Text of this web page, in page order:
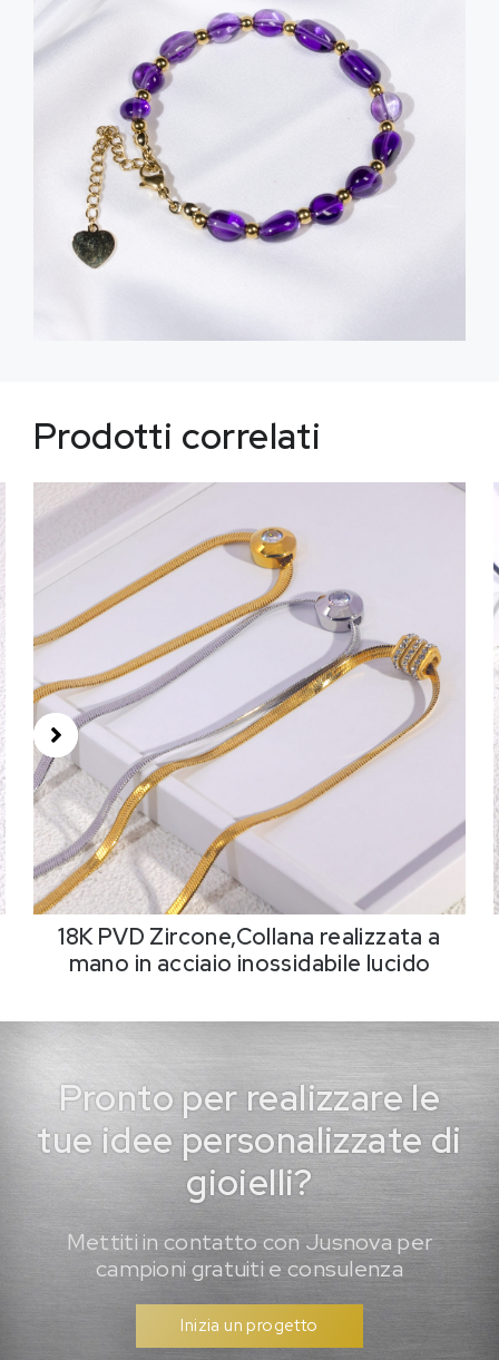
Prodotti correlati
18K PVD Zircone,Collana realizzata a
mano in acciaio inossidabile lucido
Pronto per realizzare le
tue idee personalizzate di
gioielli?
Mettiti in contatto con Jusnova per
campioni gratuiti e consulenza
Inizia un progetto